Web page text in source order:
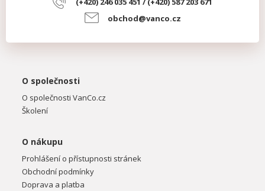
obchod@vanco.cz
O společnosti
O společnosti VanCo.cz
Školení
O nákupu
Prohlášení o přístupnosti stránek
Obchodní podmínky
Doprava a platba